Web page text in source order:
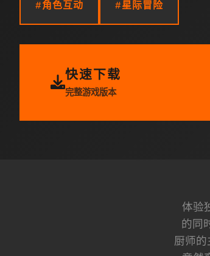
#角色互动 #星际冒险
快速下载
完整游戏版本
体验
的同
厨师